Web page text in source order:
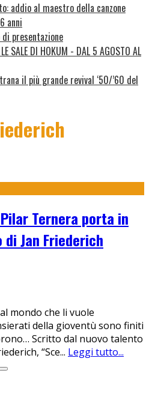
addio al maestro della canzone
anni
di presentazione
SALE DI HOKUM - DAL 5 AGOSTO AL
il più grande revival ‘50/’60 del
Pilar Ternera porta in
Jan Friederich
mondo che li vuole
della gioventù sono finiti
Scritto dal nuovo talento
“Sce... Leggi tutto...